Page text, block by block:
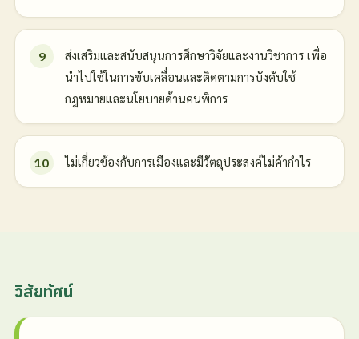
ส่งเสริมและสนับสนุนการศึกษาวิจัยและงานวิชาการ เพื่อ
นำไปใช้ในการขับเคลื่อนและติดตามการบังคับใช้
กฎหมายและนโยบายด้านคนพิการ
ไม่เกี่ยวข้องกับการเมืองและมีวัตถุประสงค์ไม่ค้ากำไร
วิสัยทัศน์